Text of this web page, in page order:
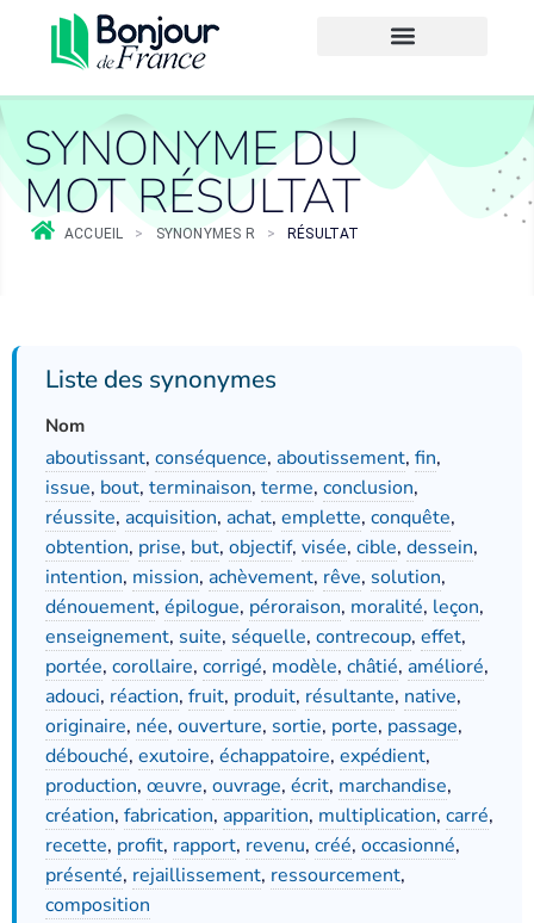
SYNONYME DU
MOT RÉSULTAT
ACCUEIL > SYNONYMES R > RÉSULTAT
Liste des synonymes
Nom
aboutissant, conséquence, aboutissement, fin,
issue, bout, terminaison, terme, conclusion,
réussite, acquisition, achat, emplette, conquête,
obtention, prise, but, objectif, visée, cible, dessein,
intention, mission, achèvement, rêve, solution,
dénouement, épilogue, péroraison, moralité, leçon,
enseignement, suite, séquelle, contrecoup, effet,
portée, corollaire, corrigé, modèle, châtié, amélioré,
adouci, réaction, fruit, produit, résultante, native,
originaire, née, ouverture, sortie, porte, passage,
débouché, exutoire, échappatoire, expédient,
production, œuvre, ouvrage, écrit, marchandise,
création, fabrication, apparition, multiplication, carré,
recette, profit, rapport, revenu, créé, occasionné,
présenté, rejaillissement, ressourcement,
composition